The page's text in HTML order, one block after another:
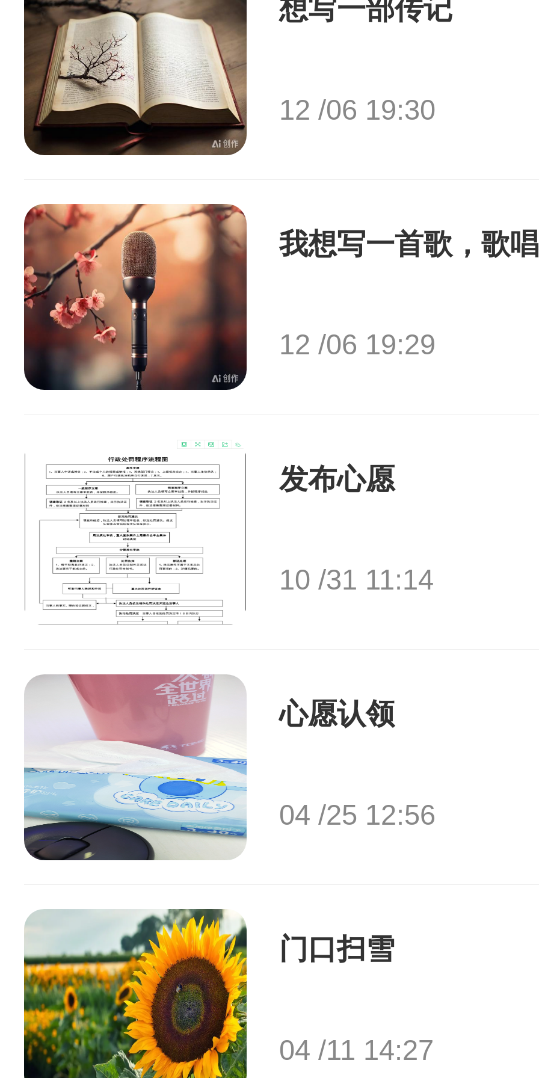
想写一部传记
12 /06 19:30
我想写一首歌，歌
12 /06 19:29
发布心愿
10 /31 11:14
心愿认领
04 /25 12:56
门口扫雪
04 /11 14:27